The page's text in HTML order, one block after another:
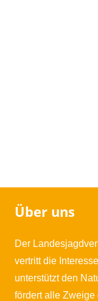
Über uns
Der
vertritt die
unterstützt den
fördert alle Zweige